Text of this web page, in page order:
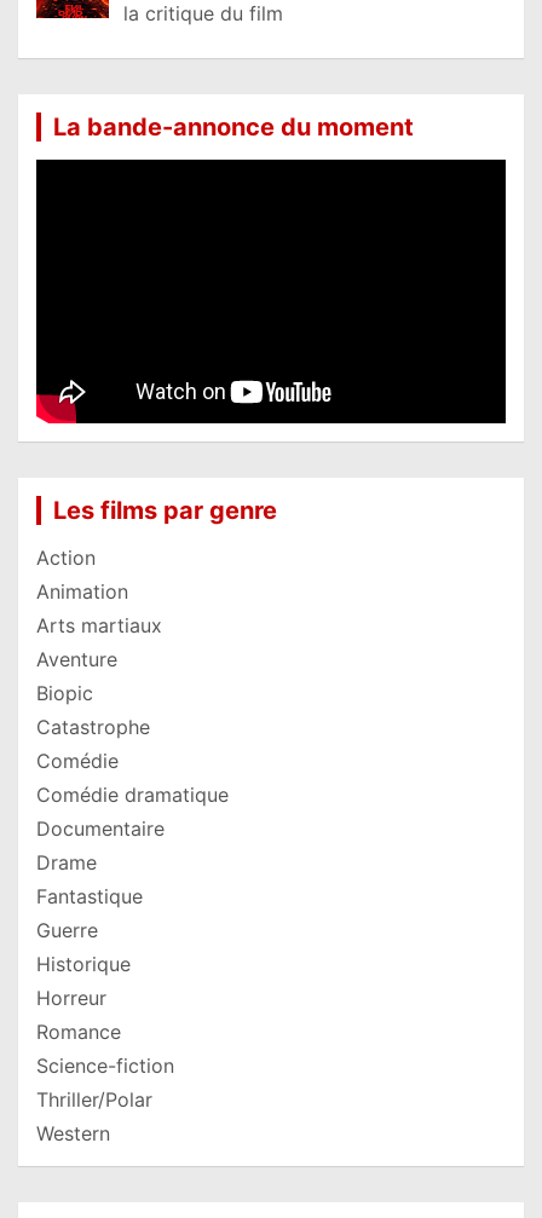
la critique du film
La bande-annonce du moment
Les films par genre
Action
Animation
Arts martiaux
Aventure
Biopic
Catastrophe
Comédie
Comédie dramatique
Documentaire
Drame
Fantastique
Guerre
Historique
Horreur
Romance
Science-fiction
Thriller/Polar
Western